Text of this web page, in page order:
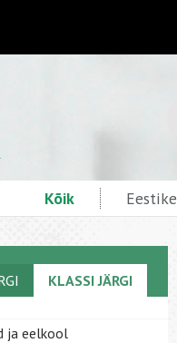
Kõik
KLASSI JÄRGI
ja eelkool